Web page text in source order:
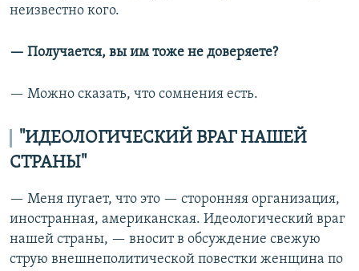
неизвестно кого.
— Получается, вы им тоже не доверяете?
— Можно сказать, что сомнения есть.
"ИДЕОЛОГИЧЕСКИЙ ВРАГ НАШЕЙ
СТРАНЫ"
— Меня пугает, что это — сторонняя организация,
иностранная, американская. Идеологический враг
нашей страны, — вносит в обсуждение свежую
струю внешнеполитической повестки женщина по